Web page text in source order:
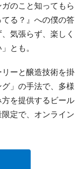
のこと知ってもら
る？』への僕の答
気張らず、楽しく
とも。
ーと醸造技術を掛
」の手法で、多様
を提供するビール
定で、オンライン